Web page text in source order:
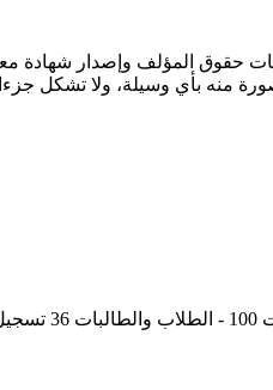
حقوق المؤلف وإصدار شهادة
صورة منه بأي وسيلة، ولا تشكل